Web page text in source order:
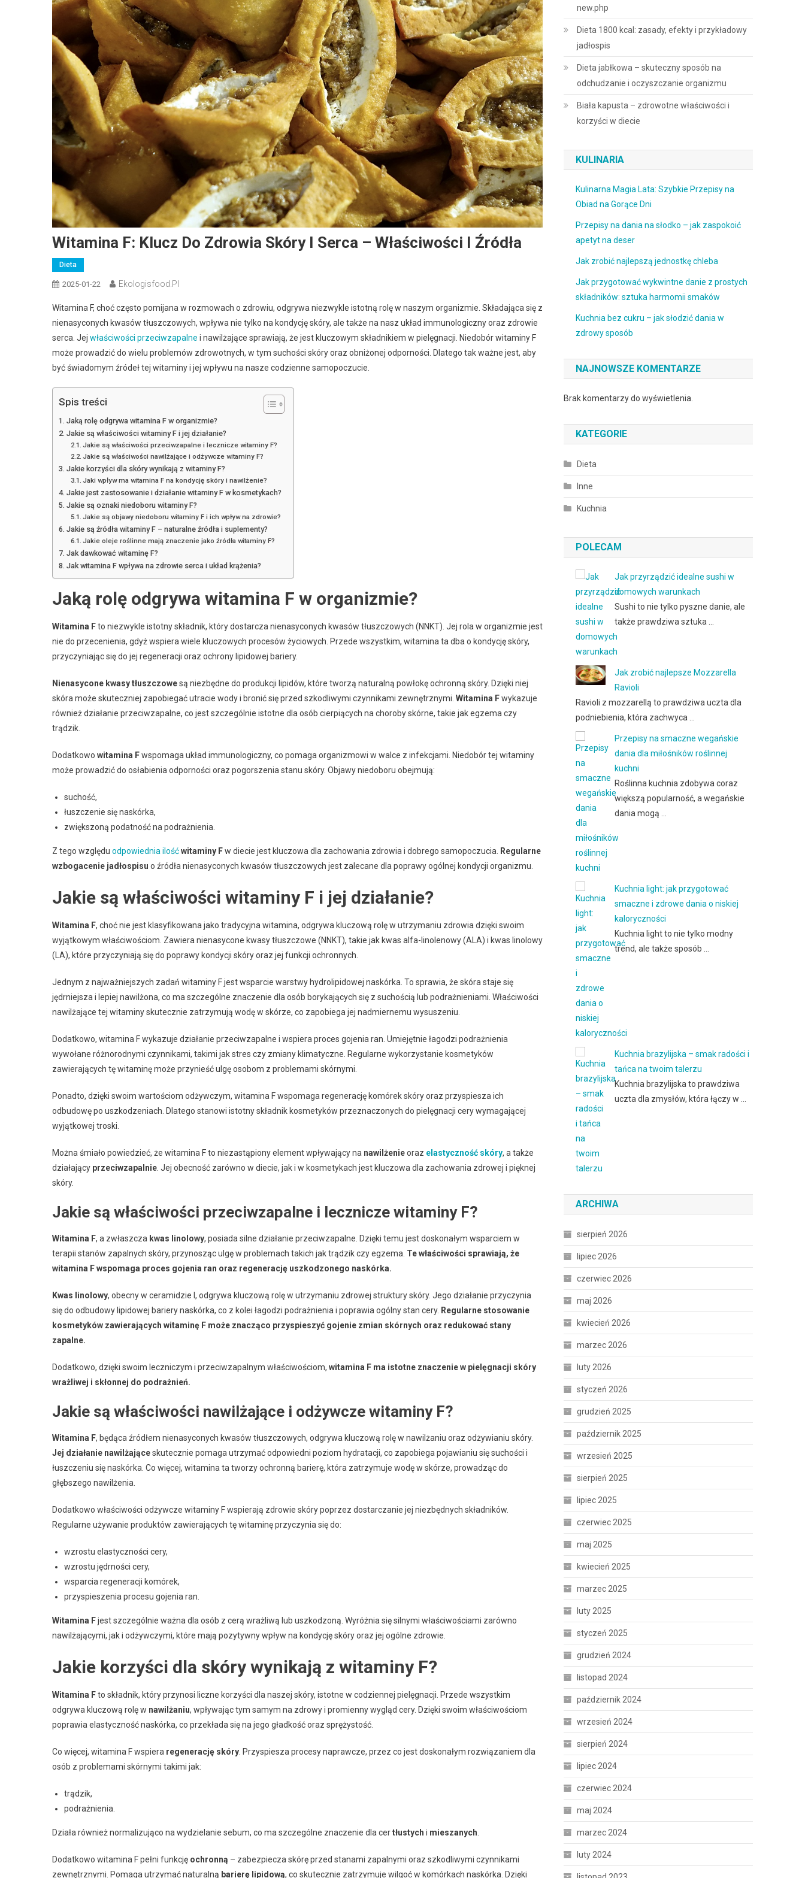
Witamina F: Klucz Do Zdrowia Skóry I Serca – Właściwości I Źródła
Dieta
2025-01-22 Ekologisfood.pl
Witamina F, choć często pomijana w rozmowach o zdrowiu, odgrywa niezwykle istotną rolę w naszym organizmie. Składająca się z
nienasyconych kwasów tłuszczowych, wpływa nie tylko na kondycję skóry, ale także na nasz układ immunologiczny oraz zdrowie
serca. Jej właściwości przeciwzapalne i nawilżające sprawiają, że jest kluczowym składnikiem w pielęgnacji. Niedobór witaminy F
może prowadzić do wielu problemów zdrowotnych, w tym suchości skóry oraz obniżonej odporności. Dlatego tak ważne jest, aby
być świadomym źródeł tej witaminy i jej wpływu na nasze codzienne samopoczucie.
Spis treści
Jaką rolę odgrywa witamina F w organizmie?
Jakie są właściwości witaminy F i jej działanie?
Jakie są właściwości przeciwzapalne i lecznicze witaminy F?
Jakie są właściwości nawilżające i odżywcze witaminy F?
Jakie korzyści dla skóry wynikają z witaminy F?
Jaki wpływ ma witamina F na kondycję skóry i nawilżenie?
Jakie jest zastosowanie i działanie witaminy F w kosmetykach?
Jakie są oznaki niedoboru witaminy F?
Jakie są objawy niedoboru witaminy F i ich wpływ na zdrowie?
Jakie są źródła witaminy F – naturalne źródła i suplementy?
Jakie oleje roślinne mają znaczenie jako źródła witaminy F?
Jak dawkować witaminę F?
Jak witamina F wpływa na zdrowie serca i układ krążenia?
Jaką rolę odgrywa witamina F w organizmie?
Witamina Fto niezwykle istotny składnik, który dostarcza nienasyconych kwasów tłuszczowych (NNKT). Jej rola w organizmie jest
nie do przecenienia, gdyż wspiera wiele kluczowych procesów życiowych. Przede wszystkim, witamina ta dba o kondycję skóry,
przyczyniając się do jej regeneracji oraz ochrony lipidowej bariery.
Nienasycone kwasy tłuszczowesą niezbędne do produkcji lipidów, które tworzą naturalną powłokę ochronną skóry. Dzięki niej
skóra może skuteczniej zapobiegać utracie wody i bronić się przed szkodliwymi czynnikami zewnętrznymi. Witamina Fwykazuje
również działanie przeciwzapalne, co jest szczególnie istotne dla osób cierpiących na choroby skórne, takie jak egzema czy
trądzik.
Dodatkowo witamina Fwspomaga układ immunologiczny, co pomaga organizmowi w walce z infekcjami. Niedobór tej witaminy
może prowadzić do osłabienia odporności oraz pogorszenia stanu skóry. Objawy niedoboru obejmują:
suchość,
łuszczenie się naskórka,
zwiększoną podatność na podrażnienia.
Z tego względu odpowiednia ilośćwitaminy Fw diecie jest kluczowa dla zachowania zdrowia i dobrego samopoczucia. Regularne
wzbogacenie jadłospisu o źródła nienasyconych kwasów tłuszczowych jest zalecane dla poprawy ogólnej kondycji organizmu.
Jakie są właściwości witaminy F i jej działanie?
Witamina F, choć nie jest klasyfikowana jako tradycyjna witamina, odgrywa kluczową rolę w utrzymaniu zdrowia dzięki swoim
wyjątkowym właściwościom. Zawiera nienasycone kwasy tłuszczowe (NNKT), takie jak kwas alfa-linolenowy (ALA) i kwas linolowy
(LA), które przyczyniają się do poprawy kondycji skóry oraz jej funkcji ochronnych.
Jednym z najważniejszych zadań witaminy F jest wsparcie warstwy hydrolipidowej naskórka. To sprawia, że skóra staje się
jędrniejsza i lepiej nawilżona, co ma szczególne znaczenie dla osób borykających się z suchością lub podrażnieniami. Właściwości
nawilżające tej witaminy skutecznie zatrzymują wodę w skórze, co zapobiega jej nadmiernemu wysuszeniu.
Dodatkowo, witamina F wykazuje działanie przeciwzapalne i wspiera proces gojenia ran. Umiejętnie łagodzi podrażnienia
wywołane różnorodnymi czynnikami, takimi jak stres czy zmiany klimatyczne. Regularne wykorzystanie kosmetyków
zawierających tę witaminę może przynieść ulgę osobom z problemami skórnymi.
Ponadto, dzięki swoim wartościom odżywczym, witamina F wspomaga regenerację komórek skóry oraz przyspiesza ich
odbudowę po uszkodzeniach. Dlatego stanowi istotny składnik kosmetyków przeznaczonych do pielęgnacji cery wymagającej
wyjątkowej troski.
Można śmiało powiedzieć, że witamina F to niezastąpiony element wpływający na nawilżenieoraz elastyczność skóry, a także
działający przeciwzapalnie. Jej obecność zarówno w diecie, jak i w kosmetykach jest kluczowa dla zachowania zdrowej i pięknej
skóry.
Jakie są właściwości przeciwzapalne i lecznicze witaminy F?
Witamina F, a zwłaszcza kwas linolowy, posiada silne działanie przeciwzapalne. Dzięki temu jest doskonałym wsparciem w
terapii stanów zapalnych skóry, przynosząc ulgę w problemach takich jak trądzik czy egzema. Te właściwości sprawiają, że
witamina F wspomaga proces gojenia ran oraz regenerację uszkodzonego naskórka.
Kwas linolowy, obecny w ceramidzie I, odgrywa kluczową rolę w utrzymaniu zdrowej struktury skóry. Jego działanie przyczynia
się do odbudowy lipidowej bariery naskórka, co z kolei łagodzi podrażnienia i poprawia ogólny stan cery. Regularne stosowanie
kosmetyków zawierających witaminę F może znacząco przyspieszyć gojenie zmian skórnych oraz redukować stany
zapalne.
Dodatkowo, dzięki swoim leczniczym i przeciwzapalnym właściwościom, witamina F ma istotne znaczenie w pielęgnacji skóry
wrażliwej i skłonnej do podrażnień.
Jakie są właściwości nawilżające i odżywcze witaminy F?
Witamina F, będąca źródłem nienasyconych kwasów tłuszczowych, odgrywa kluczową rolę w nawilżaniu oraz odżywianiu skóry.
Jej działanie nawilżająceskutecznie pomaga utrzymać odpowiedni poziom hydratacji, co zapobiega pojawianiu się suchości i
łuszczeniu się naskórka. Co więcej, witamina ta tworzy ochronną barierę, która zatrzymuje wodę w skórze, prowadząc do
głębszego nawilżenia.
Dodatkowo właściwości odżywcze witaminy F wspierają zdrowie skóry poprzez dostarczanie jej niezbędnych składników.
Regularne używanie produktów zawierających tę witaminę przyczynia się do:
wzrostu elastyczności cery,
wzrostu jędrności cery,
wsparcia regeneracji komórek,
przyspieszenia procesu gojenia ran.
Witamina Fjest szczególnie ważna dla osób z cerą wrażliwą lub uszkodzoną. Wyróżnia się silnymi właściwościami zarówno
nawilżającymi, jak i odżywczymi, które mają pozytywny wpływ na kondycję skóry oraz jej ogólne zdrowie.
Jakie korzyści dla skóry wynikają z witaminy F?
Witamina Fto składnik, który przynosi liczne korzyści dla naszej skóry, istotne w codziennej pielęgnacji. Przede wszystkim
odgrywa kluczową rolę w nawilżaniu, wpływając tym samym na zdrowy i promienny wygląd cery. Dzięki swoim właściwościom
poprawia elastyczność naskórka, co przekłada się na jego gładkość oraz sprężystość.
Co więcej, witamina F wspiera regenerację skóry. Przyspiesza procesy naprawcze, przez co jest doskonałym rozwiązaniem dla
osób z problemami skórnymi takimi jak:
trądzik,
podrażnienia.
Działa również normalizująco na wydzielanie sebum, co ma szczególne znaczenie dla certłustych i mieszanych.
Dodatkowo witamina F pełni funkcję ochronną – zabezpiecza skórę przed stanami zapalnymi oraz szkodliwymi czynnikami
zewnętrznymi. Pomaga utrzymać naturalną barierę lipidową, co skutecznie zatrzymuje wilgoć w komórkach naskórka. Dzięki
new.php
Dieta 1800 kcal: zasady, efekty i przykładowy
jadłospis
Dieta jabłkowa – skuteczny sposób na
odchudzanie i oczyszczanie organizmu
Biała kapusta – zdrowotne właściwości i
korzyści w diecie
KULINARIA
Kulinarna Magia Lata: Szybkie Przepisy na
Obiad na Gorące Dni
Przepisy na dania na słodko – jak zaspokoić
apetyt na deser
Jak zrobić najlepszą jednostkę chleba
Jak przygotować wykwintne danie z prostych
składników: sztuka harmomii smaków
Kuchnia bez cukru – jak słodzić dania w
zdrowy sposób
NAJNOWSZE KOMENTARZE
Brak komentarzy do wyświetlenia.
KATEGORIE
Dieta
Inne
Kuchnia
POLECAM
Jak przyrządzić idealne sushi w
domowych warunkach
Sushi to nie tylko pyszne danie, ale
także prawdziwa sztuka …
Jak zrobić najlepsze Mozzarella
Ravioli
Ravioli z mozzarellą to prawdziwa uczta dla
podniebienia, która zachwyca …
Przepisy na smaczne wegańskie
dania dla miłośników roślinnej
kuchni
Roślinna kuchnia zdobywa coraz
większą popularność, a wegańskie
dania mogą …
Kuchnia light: jak przygotować
smaczne i zdrowe dania o niskiej
kaloryczności
Kuchnia light to nie tylko modny
trend, ale także sposób …
Kuchnia brazylijska – smak radości i
tańca na twoim talerzu
Kuchnia brazylijska to prawdziwa
uczta dla zmysłów, która łączy w …
ARCHIWA
sierpień 2026
lipiec 2026
czerwiec 2026
maj 2026
kwiecień 2026
marzec 2026
luty 2026
styczeń 2026
grudzień 2025
październik 2025
wrzesień 2025
sierpień 2025
lipiec 2025
czerwiec 2025
maj 2025
kwiecień 2025
marzec 2025
luty 2025
styczeń 2025
grudzień 2024
listopad 2024
październik 2024
wrzesień 2024
sierpień 2024
lipiec 2024
czerwiec 2024
maj 2024
marzec 2024
luty 2024